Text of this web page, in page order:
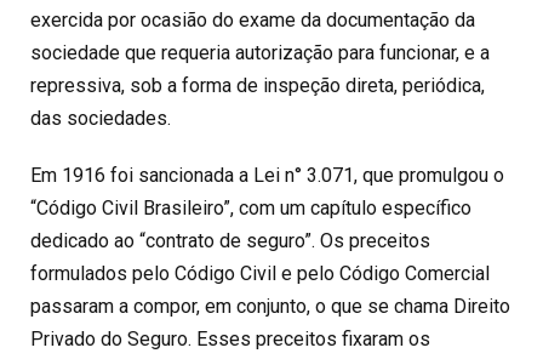
exercida por ocasião do exame da documentação da
sociedade que requeria autorização para funcionar, e a
repressiva, sob a forma de inspeção direta, periódica,
das sociedades.
Em 1916 foi sancionada a Lei n° 3.071, que promulgou o
“Código Civil Brasileiro”, com um capítulo específico
dedicado ao “contrato de seguro”. Os preceitos
formulados pelo Código Civil e pelo Código Comercial
passaram a compor, em conjunto, o que se chama Direito
Privado do Seguro. Esses preceitos fixaram os